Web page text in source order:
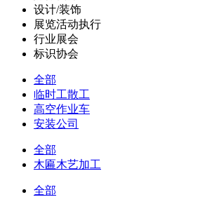
设计/装饰
展览活动执行
行业展会
标识协会
全部
临时工散工
高空作业车
安装公司
全部
木匾木艺加工
全部